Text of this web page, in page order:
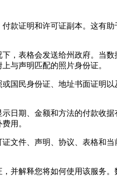
款证明和许可证副本。这有助
，表格会发送给州政府。当
与声明匹配的照片身份证。
国民身份证、地址书面证明
日期、金额和方法的付款收
用。
文件、声明、协议、表格和
并解释您将如何使用该服务